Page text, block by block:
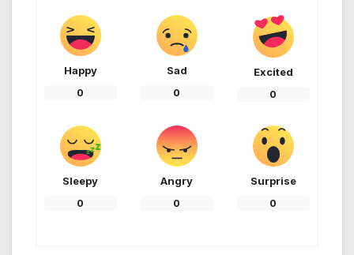
Happy
0
Sad
0
Excited
0
Sleepy
0
Angry
0
Surprise
0